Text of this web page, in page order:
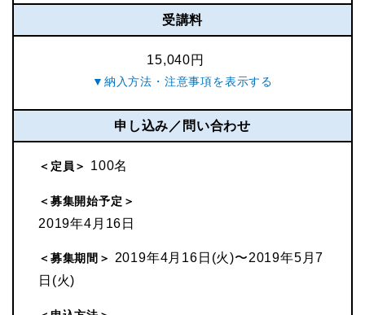
受講料
15,040円
申し込み／問い合わせ
＜定員＞ 100名
＜募集開始予定＞
2019年4月16日
＜募集期間＞
2019年4月16日(火)〜2019年5月7
日(火)